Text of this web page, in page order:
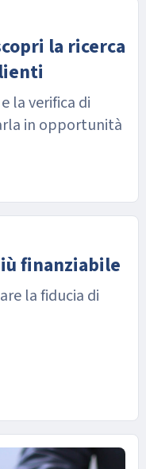
la ricerca
la verifica di
in opportunità
finanziabile
la fiducia di